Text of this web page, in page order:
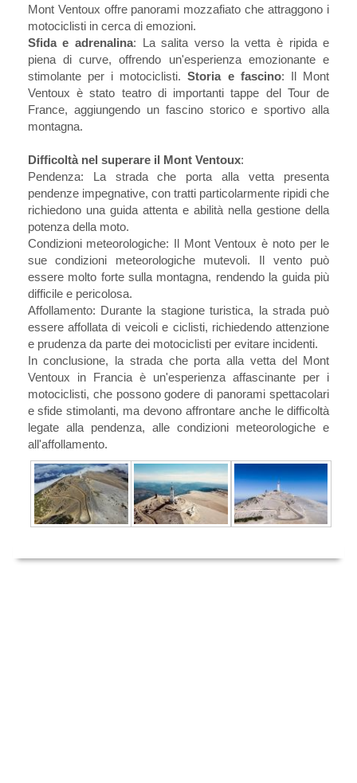
Mont Ventoux offre panorami mozzafiato che attraggono i
motociclisti in cerca di emozioni.
Sfida e adrenalina: La salita verso la vetta è ripida e
piena di curve, offrendo un'esperienza emozionante e
stimolante per i motociclisti.Storia e fascino: Il Mont
Ventoux è stato teatro di importanti tappe del Tour de
France, aggiungendo un fascino storico e sportivo alla
montagna.
Difficoltà nel superare il Mont Ventoux:
Pendenza: La strada che porta alla vetta presenta
pendenze impegnative, con tratti particolarmente ripidi che
richiedono una guida attenta e abilità nella gestione della
potenza della moto.
Condizioni meteorologiche: Il Mont Ventoux è noto per le
sue condizioni meteorologiche mutevoli. Il vento può
essere molto forte sulla montagna, rendendo la guida più
difficile e pericolosa.
Affollamento: Durante la stagione turistica, la strada può
essere affollata di veicoli e ciclisti, richiedendo attenzione
e prudenza da parte dei motociclisti per evitare incidenti.
In conclusione, la strada che porta alla vetta del Mont
Ventoux in Francia è un'esperienza affascinante per i
motociclisti, che possono godere di panorami spettacolari
e sfide stimolanti, ma devono affrontare anche le difficoltà
legate alla pendenza, alle condizioni meteorologiche e
all'affollamento.